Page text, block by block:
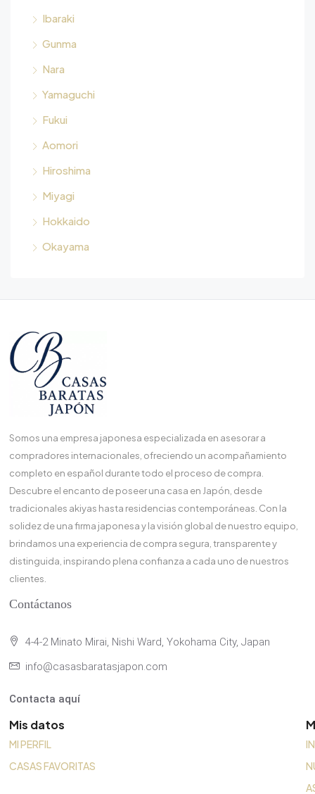
Ibaraki
Gunma
Nara
Yamaguchi
Fukui
Aomori
Hiroshima
Miyagi
Hokkaido
Okayama
Somos una empresa japonesa especializada en asesorar a
compradores internacionales, ofreciendo un acompañamiento
completo en español durante todo el proceso de compra.
Descubre el encanto de poseer una casa en Japón, desde
tradicionales akiyas hasta residencias contemporáneas. Con la
solidez de una firma japonesa y la visión global de nuestro equipo,
brindamos una experiencia de compra segura, transparente y
distinguida, inspirando plena confianza a cada uno de nuestros
clientes.
Contáctanos
4-4-2 Minato Mirai, Nishi Ward, Yokohama City, Japan
info@casasbaratasjapon.com
Contacta aquí
Mis datos
MI PERFIL
CASAS FAVORITAS